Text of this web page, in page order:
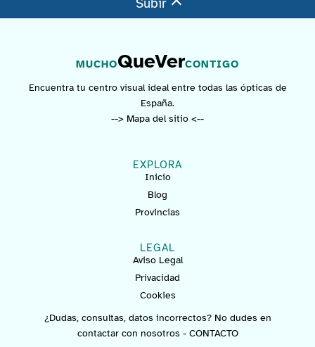
Subir
MUCHOQueVerCONTIGO
Encuentra tu centro visual ideal entre todas las ópticas de
España.
--> Mapa del sitio <--
EXPLORA
Inicio
Blog
Provincias
LEGAL
Aviso Legal
Privacidad
Cookies
¿Dudas, consultas, datos incorrectos? No dudes en
contactar con nosotros - CONTACTO